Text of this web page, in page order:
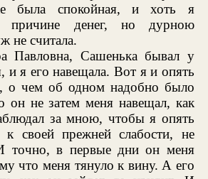
была спокойная, и хоть я
причине денег, но дурною
не считала.
Павловна, Сашенька бывал у
и я его навещала. Вот я и опять
о чем об одном надобно было
он не затем меня навещал, как
за мною, чтобы я опять
к своей прежней слабости, не
точно, в первые дни он меня
что меня тянуло к вину. А его